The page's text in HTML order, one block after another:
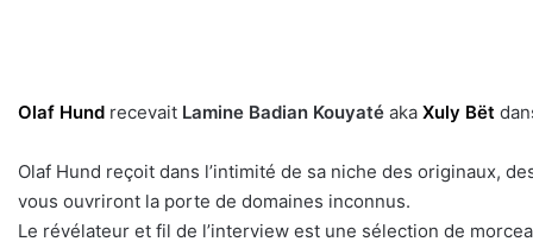
Olaf Hund recevait Lamine Badian Kouyaté aka Xuly Bët
Olaf Hund reçoit dans l’intimité de sa niche des originaux,
vous ouvriront la porte de domaines inconnus.
Le révélateur et fil de l’interview est une sélection de